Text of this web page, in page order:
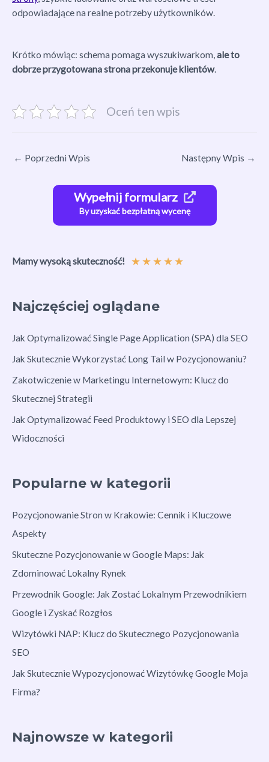
odpowiadające na realne potrzeby użytkowników.
Krótko mówiąc: schema pomaga wyszukiwarkom,ale to
dobrze przygotowana strona przekonuje klientów.
Oceń ten wpis
← Poprzedni Wpis Następny Wpis →
Wypełnij formularz
By uzyskać bezpłatną wycenę
Mamy wysoką skuteczność! ★★★★★
Najczęściej oglądane
Jak Optymalizować Single Page Application (SPA) dla SEO
Jak Skutecznie Wykorzystać Long Tail w Pozycjonowaniu?
Zakotwiczenie w Marketingu Internetowym: Klucz do
Skutecznej Strategii
Jak Optymalizować Feed Produktowy i SEO dla Lepszej
Widoczności
Popularne w kategorii
Pozycjonowanie Stron w Krakowie: Cennik i Kluczowe
Aspekty
Skuteczne Pozycjonowanie w Google Maps: Jak
Zdominować Lokalny Rynek
Przewodnik Google: Jak Zostać Lokalnym Przewodnikiem
Google i Zyskać Rozgłos
Wizytówki NAP: Klucz do Skutecznego Pozycjonowania
SEO
Jak Skutecznie Wypozycjonować Wizytówkę Google Moja
Firma?
Najnowsze w kategorii